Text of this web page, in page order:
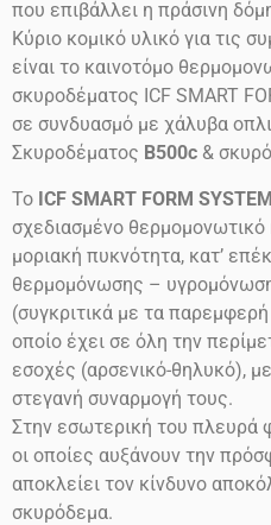
που επιβάλλει η πράσινη
Κύριο κομικό υλικό για τις
είναι το καινοτόμο
σκυροδέματος ICF SMART
σε συνδυασμό με χάλυβα
Σκυροδέματος B500c &
Το ICF SMART FORM SYSTEM
σχεδιασμένο
μοριακή πυκνότητα, κατ’
θερμομόνωσης –
(συγκριτικά με τα
οποίο έχει σε όλη την
εσοχές (αρσενικό-θηλυκό),
στεγανή συναρμογή τους.
Στην εσωτερική του πλευρά
οι οποίες αυξάνουν την
αποκλείει τον κίνδυνο
σκυρόδεμα.